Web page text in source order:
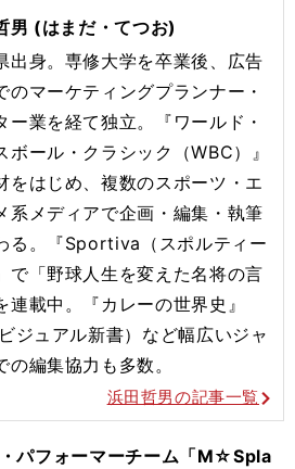
男 (はまだ・てつお)
出身。専修大学を卒業後、広告
のマーケティングプランナー・
ー業を経て独立。『ワールド・
ボール・クラシック（WBC）』
をはじめ、複数のスポーツ・エ
系メディアで企画・編集・執筆
る。『Sportiva（スポルティー
で「野球人生を変えた名将の言
連載中。『カレーの世界史』
ビジュアル新書）など幅広いジャ
の編集協力も多数。
浜田哲男の記事一覧
・パフォーマーチーム「M☆Spla